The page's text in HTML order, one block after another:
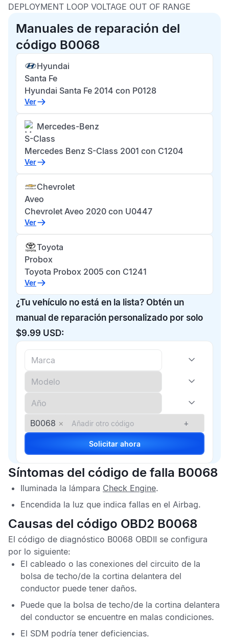
DEPLOYMENT LOOP VOLTAGE OUT OF RANGE
Manuales de reparación del
código B0068
Hyundai
Santa Fe
Hyundai Santa Fe 2014 con P0128
Ver
Mercedes-Benz
S-Class
Mercedes Benz S-Class 2001 con C1204
Ver
Chevrolet
Aveo
Chevrolet Aveo 2020 con U0447
Ver
Toyota
Probox
Toyota Probox 2005 con C1241
Ver
¿Tu vehículo no está en la lista? Obtén un
manual de reparación personalizado por solo
$9.99 USD:
B0068 × +
Solicitar ahora
Síntomas del código de falla B0068
Iluminada la lámpara Check Engine.
Encendida la luz que indica fallas en el Airbag.
Causas del código OBD2 B0068
El código de diagnóstico B0068 OBDII se configura
por lo siguiente:
El cableado o las conexiones del circuito de la
bolsa de techo/de la cortina delantera del
conductor puede tener daños.
Puede que la bolsa de techo/de la cortina delantera
del conductor se encuentre en malas condiciones.
El SDM podría tener deficiencias.